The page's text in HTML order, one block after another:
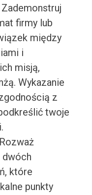
firmy lub
między
i
misją,
Wykazanie
z
twoje
dwóch
które
punkty